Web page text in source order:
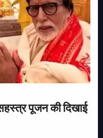
पूजन की दिखाई